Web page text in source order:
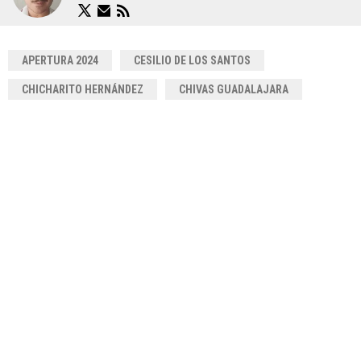
APERTURA 2024 CESILIO DE LOS SANTOS
CHICHARITO HERNÁNDEZ CHIVAS GUADALAJARA